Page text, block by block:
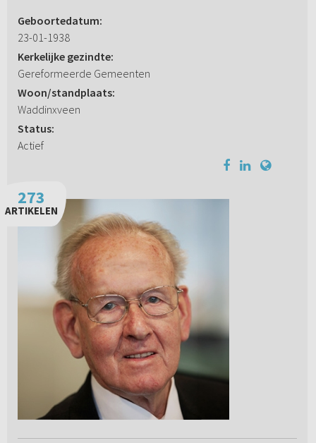
Geboortedatum:
23-01-1938
Kerkelijke gezindte:
Gereformeerde Gemeenten
Woon/standplaats:
Waddinxveen
Status:
Actief
273
ARTIKELEN